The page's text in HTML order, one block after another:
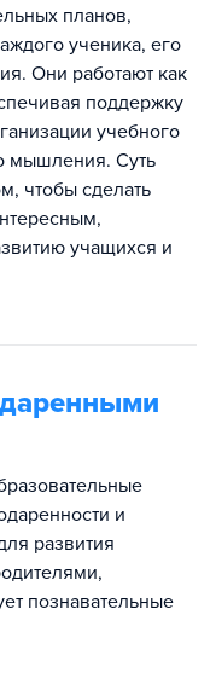
планов,
ученика, его
Они работают как
поддержку
учебного
мышления. Суть
чтобы сделать
учащихся и
и
развития
познавательные